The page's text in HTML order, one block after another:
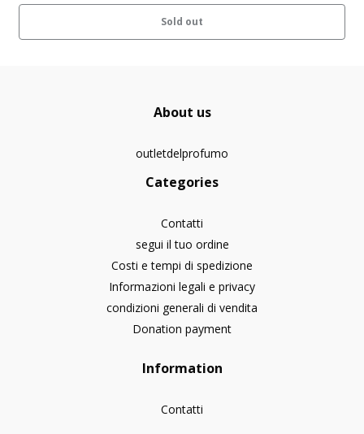
Sold out
About us
outletdelprofumo
Categories
Contatti
segui il tuo ordine
Costi e tempi di spedizione
Informazioni legali e privacy
condizioni generali di vendita
Donation payment
Information
Contatti